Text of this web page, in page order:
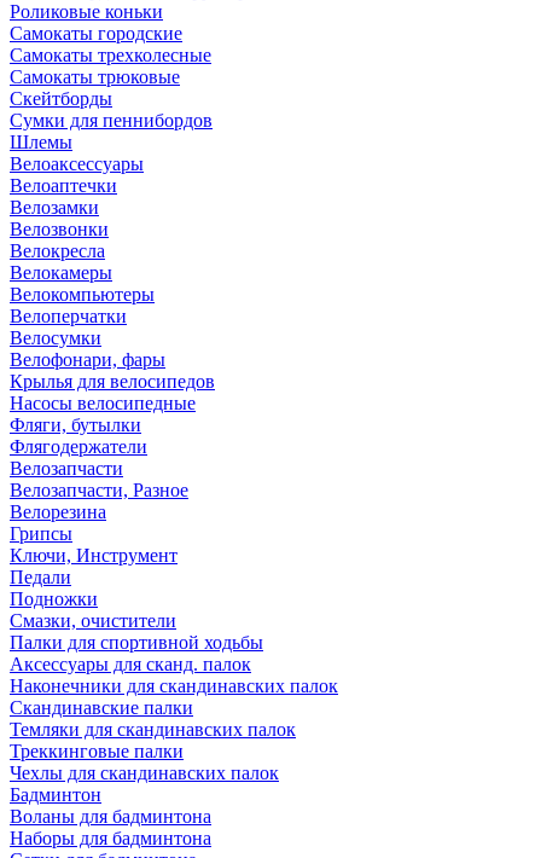
Роликовые коньки
Самокаты городские
Самокаты трехколесные
Самокаты трюковые
Скейтборды
Сумки для пеннибордов
Шлемы
Велоаксессуары
Велоаптечки
Велозамки
Велозвонки
Велокресла
Велокамеры
Велокомпьютеры
Велоперчатки
Велосумки
Велофонари, фары
Крылья для велосипедов
Насосы велосипедные
Фляги, бутылки
Флягодержатели
Велозапчасти
Велозапчасти, Разное
Велорезина
Грипсы
Ключи, Инструмент
Педали
Подножки
Смазки, очистители
Палки для спортивной ходьбы
Аксессуары для сканд. палок
Наконечники для скандинавских палок
Скандинавские палки
Темляки для скандинавских палок
Треккинговые палки
Чехлы для скандинавских палок
Бадминтон
Воланы для бадминтона
Наборы для бадминтона